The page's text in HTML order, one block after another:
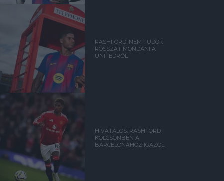
RASHFORD: NEM TUDOK
ROSSZAT MONDANI A
UNITEDRŐL
HIVATALOS: RASHFORD
KÖLCSÖNBEN A
BARCELONAHOZ IGAZOL